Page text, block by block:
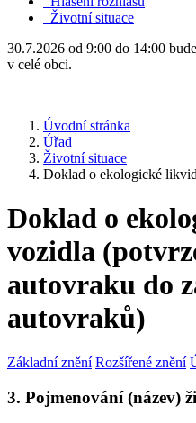
Životní situace
30.7.2026 od 9:00 do 14:00
v celé obci.
Úvodní stránka
Úřad
Životní situace
Doklad o ekologické
Doklad o
vozidla
autovraku do
autovraků)
Základní znění Rozšířené znění
3. Pojmenování (název)